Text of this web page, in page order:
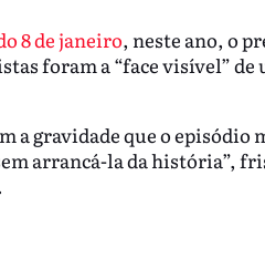
8 de janeiro, neste ano, o
foram a “face visível”
a gravidade que o
arrancá-la da história”,